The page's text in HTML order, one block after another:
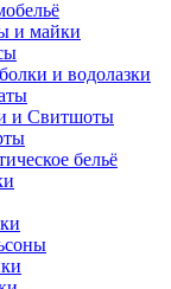
и майки
и водолазки
и Свитшоты
бельё